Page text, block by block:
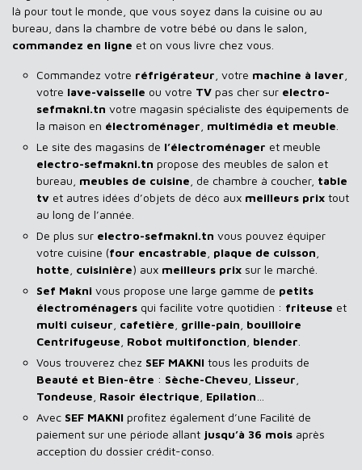
là pour tout le monde, que vous soyez dans la cuisine ou au
bureau, dans la chambre de votre bébé ou dans le salon,
commandez en ligne et on vous livre chez vous.
Commandez votre réfrigérateur, votre machine à laver,
votre lave-vaisselle ou votre TV pas cher sur electro-
sefmakni.tn votre magasin spécialiste des équipements de
la maison en électroménager, multimédia et meuble.
Le site des magasins de l’électroménager et meuble
electro-sefmakni.tn propose des meubles de salon et
bureau, meubles de cuisine, de chambre à coucher, table
tv et autres idées d’objets de déco aux meilleurs prix tout
au long de l’année.
De plus sur electro-sefmakni.tn vous pouvez équiper
votre cuisine (four encastrable, plaque de cuisson,
hotte, cuisinière) aux meilleurs prix sur le marché.
Sef Makni vous propose une large gamme de petits
électroménagers qui facilite votre quotidien : friteuse et
multi cuiseur, cafetière, grille-pain, bouilloire
Centrifugeuse, Robot multifonction, blender.
Vous trouverez chez SEF MAKNI tous les produits de
Beauté et Bien-être : Sèche-Cheveu, Lisseur,
Tondeuse, Rasoir électrique, Epilation…
Avec SEF MAKNI profitez également d’une Facilité de
paiement sur une période allant jusqu’à 36 mois après
acception du dossier crédit-conso.